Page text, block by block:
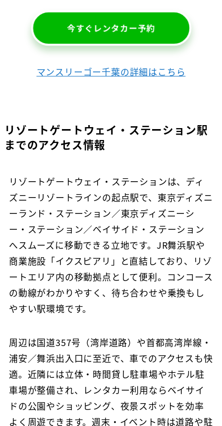
今すぐレンタカー予約
マンスリーゴー千葉の詳細はこちら
リゾートゲートウェイ・ステーション駅
までのアクセス情報
リゾートゲートウェイ・ステーションは、ディ
ズニーリゾートラインの起点駅で、東京ディズニ
ーランド・ステーション／東京ディズニーシ
ー・ステーション／ベイサイド・ステーション
へスムーズに移動できる立地です。JR舞浜駅や
商業施設「イクスピアリ」と直結しており、リゾ
ートエリア内の移動拠点として便利。コンコース
の動線がわかりやすく、待ち合わせや乗換もし
やすい駅環境です。
周辺は国道357号（湾岸道路）や首都高湾岸線・
浦安／舞浜出入口に至近で、車でのアクセスも快
適。近隣には立体・時間貸し駐車場やホテル駐
車場が整備され、レンタカー利用ならベイサイ
ドの公園やショッピング、夜景スポットを効率
よく周遊できます。週末・イベント時は道路や駐